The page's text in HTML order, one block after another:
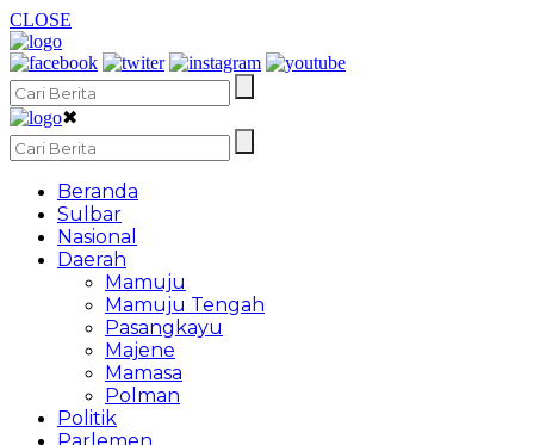
CLOSE
✖
Beranda
Sulbar
Nasional
Daerah
Mamuju
Mamuju Tengah
Pasangkayu
Majene
Mamasa
Polman
Politik